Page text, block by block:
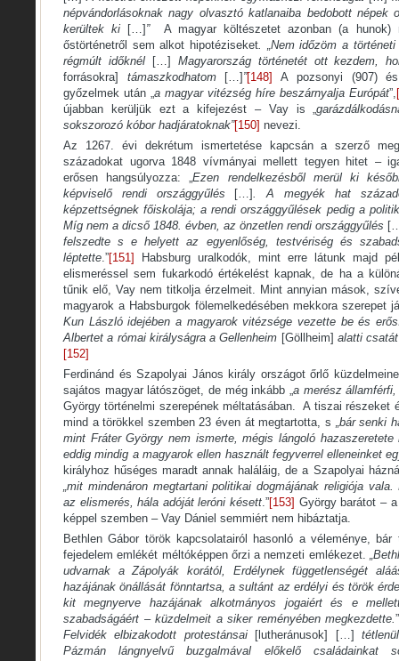
népvándorlásoknak nagy olvasztó katlanaiba bedobott
kerültek ki
[…] ”A magyar költészetet azonban (a hunok)
őstörténetről sem alkot hipotéziseket. „Nem időzöm a
régmúlt időknél
[…] Magyarország történetét ott kezdem,
forrásokra]
támaszkodhatom […] ”[148]
A pozsonyi (907)
győzelmek után „a magyar vitézség híre beszárnyalja Európát”,
újabban kerüljük ezt a kifejezést – Vay is „
sokszorozó kóbor hadjáratoknak”[150] nevezi.
Az 1267. évi dekrétum ismertetése kapcsán a szerző
századokat ugorva 1848 vívmányai mellett tegyen hitet –
erősen hangsúlyozza: „Ezen rendelkezésből merül ki
képviselő rendi országgyűlés […]. A megyék hat
képzettségnek főiskolája; a rendi országgyűlések pedig a
Míg nem a dicső 1848. évben, az önzetlen rendi országgyűlés
felszedte s e helyett az egyenlőség, testvériség és
léptette.”[151]
Habsburg uralkodók, mint erre látunk majd
elismeréssel sem fukarkodó értékelést kapnak, de ha a
tűnik elő, Vay nem titkolja érzelmeit. Mint annyian mások,
magyarok a Habsburgok fölemelkedésében mekkora szerepet
Kun László idejében a magyarok vitézsége vezette be és
Albertet a római királyságra a Gellenheim [Göllheim] alatti
[152]
Ferdinánd és Szapolyai János király országot őrlő
sajátos magyar látószöget, de még inkább „a merész
György történelmi szerepének méltatásában. A tiszai részeket
mind a törökkel szemben 23 éven át megtartotta, s „bár senki
mint Fráter György nem ismerte, mégis lángoló
eddig mindig a magyarok ellen használt fegyverrel elleneinket
királyhoz hűséges maradt annak haláláig, de a Szapolyai
„mit mindenáron megtartani politikai dogmájának religiója
az elismerés, hála adóját leróni késett.”[153] György barátot –
képpel szemben – Vay Dániel semmiért nem hibáztatja.
Bethlen Gábor török kapcsolatairól hasonló a véleménye,
fejedelem emlékét méltóképpen őrzi a nemzeti emlékezet.
udvarnak a Zápolyák korától, Erdélynek függetlenségét
hazájának önállását fönntartsa, a sultánt az erdélyi és török
kit megnyerve hazájának alkotmányos jogaiért és e
szabadságáért – küzdelmeit a siker reményében megkezdette.”
Felvidék elbizakodott protestánsai[lutheránusok] […]
Pázmán lángnyelvű buzgalmával előkelő